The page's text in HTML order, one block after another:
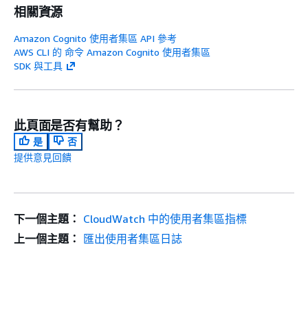
相關資源
Amazon Cognito 使用者集區 API 參考
AWS CLI 的 命令 Amazon Cognito 使用者集區
SDK 與工具
此頁面是否有幫助？
是
否
提供意見回饋
下一個主題： CloudWatch 中的使用者集區指標
上一個主題：
匯出使用者集區日誌